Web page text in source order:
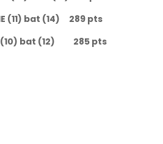
(11) bat (14) 289 pts
(10) bat (12) 285 pts